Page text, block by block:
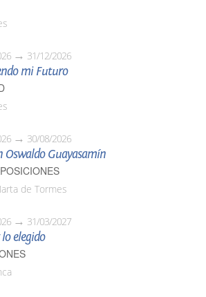
31/12/2026
mi Futuro
30/08/2026
Oswaldo Guayasamín
de Tormes
31/03/2027
elegido